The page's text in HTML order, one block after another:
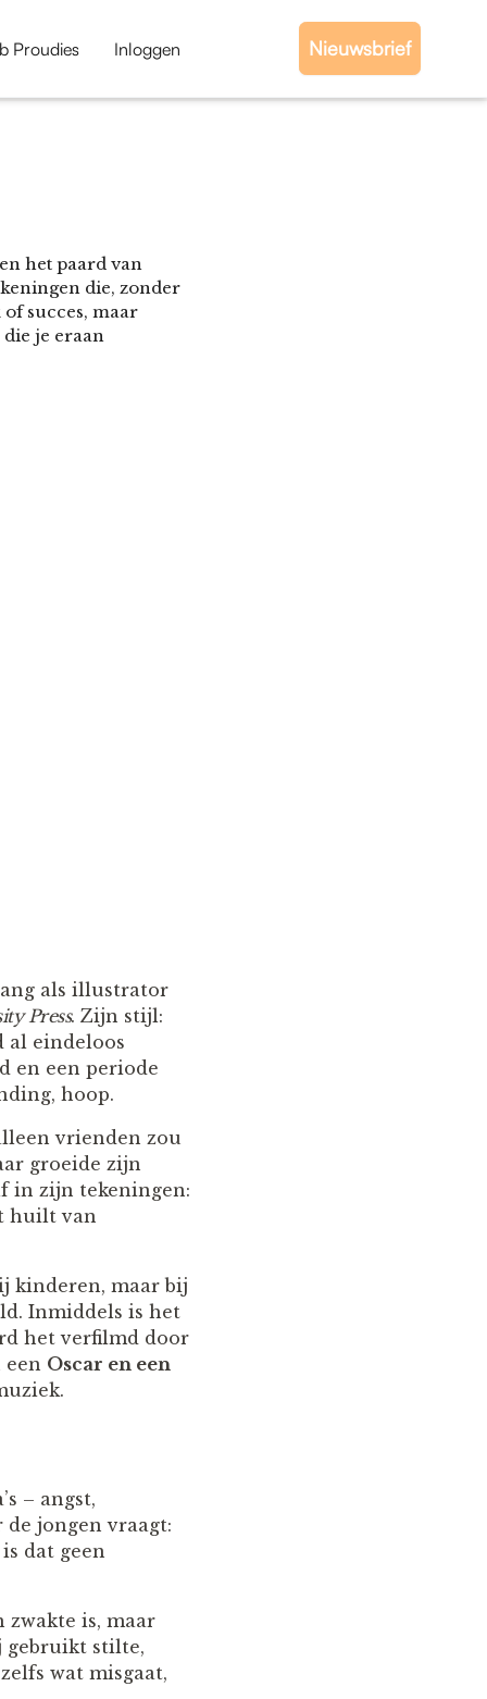
Proudies Inloggen Nieuwsbrief
het paard van
die, zonder
succes, maar
je eraan
als illustrator
Press. Zijn stijl:
al eindeloos
en een periode
hoop.
vrienden zou
groeide zijn
in zijn tekeningen:
huilt van
kinderen, maar bij
Inmiddels is het
het verfilmd door
een Oscar en een
– angst,
jongen vraagt:
dat geen
zwakte is, maar
gebruikt stilte,
wat misgaat,